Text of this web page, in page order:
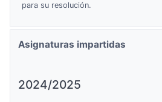
para su resolución.
Asignaturas impartidas
2024/2025